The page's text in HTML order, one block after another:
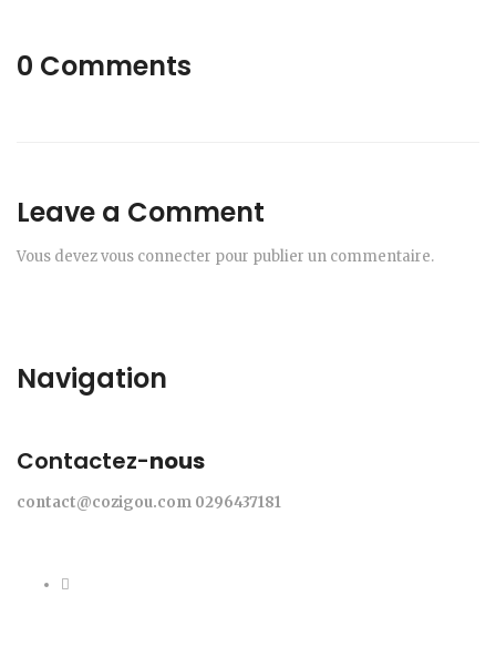
0 Comments
Leave a Comment
Vous devezvous connecter pour publier un commentaire.
Navigation
Contactez-nous
contact@cozigou.com 0296437181